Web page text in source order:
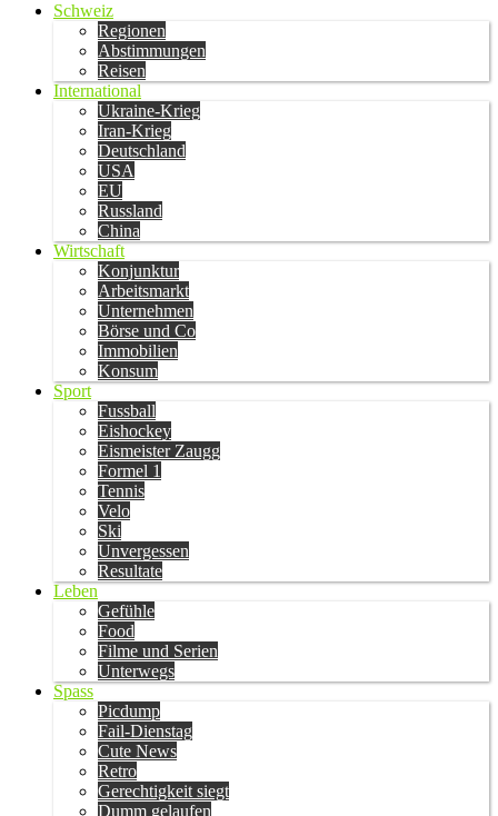
Schweiz
Regionen
Abstimmungen
Reisen
International
Ukraine-Krieg
Iran-Krieg
Deutschland
USA
EU
Russland
China
Wirtschaft
Konjunktur
Arbeitsmarkt
Unternehmen
Börse und Co
Immobilien
Konsum
Sport
Fussball
Eishockey
Eismeister Zaugg
Formel 1
Tennis
Velo
Ski
Unvergessen
Resultate
Leben
Gefühle
Food
Filme und Serien
Unterwegs
Spass
Picdump
Fail-Dienstag
Cute News
Retro
Gerechtigkeit siegt
Dumm gelaufen